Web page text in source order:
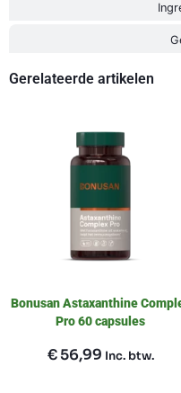
Gerelateerde artikelen
Bonusan Astaxanthine
Pro 60 capsules
€56,99 Inc. btw.